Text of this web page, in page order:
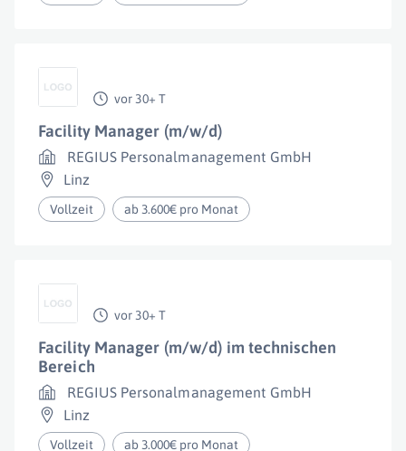
vor 30+ T
Facility Manager (m/w/d)
REGIUS Personalmanagement GmbH
Linz
Vollzeit ab 3.600€ pro Monat
vor 30+ T
Facility Manager (m/w/d) im technischen
Bereich
REGIUS Personalmanagement GmbH
Linz
Vollzeit ab 3.000€ pro Monat